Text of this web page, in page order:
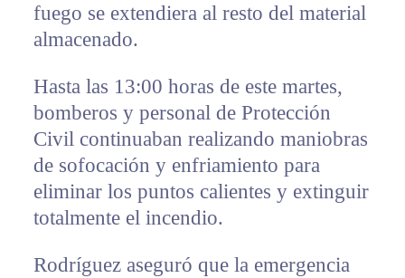
fuego se extendiera al resto del material
almacenado.
Hasta las 13:00 horas de este martes,
bomberos y personal de Protección
Civil continuaban realizando maniobras
de sofocación y enfriamiento para
eliminar los puntos calientes y extinguir
totalmente el incendio.
Rodríguez aseguró que la emergencia